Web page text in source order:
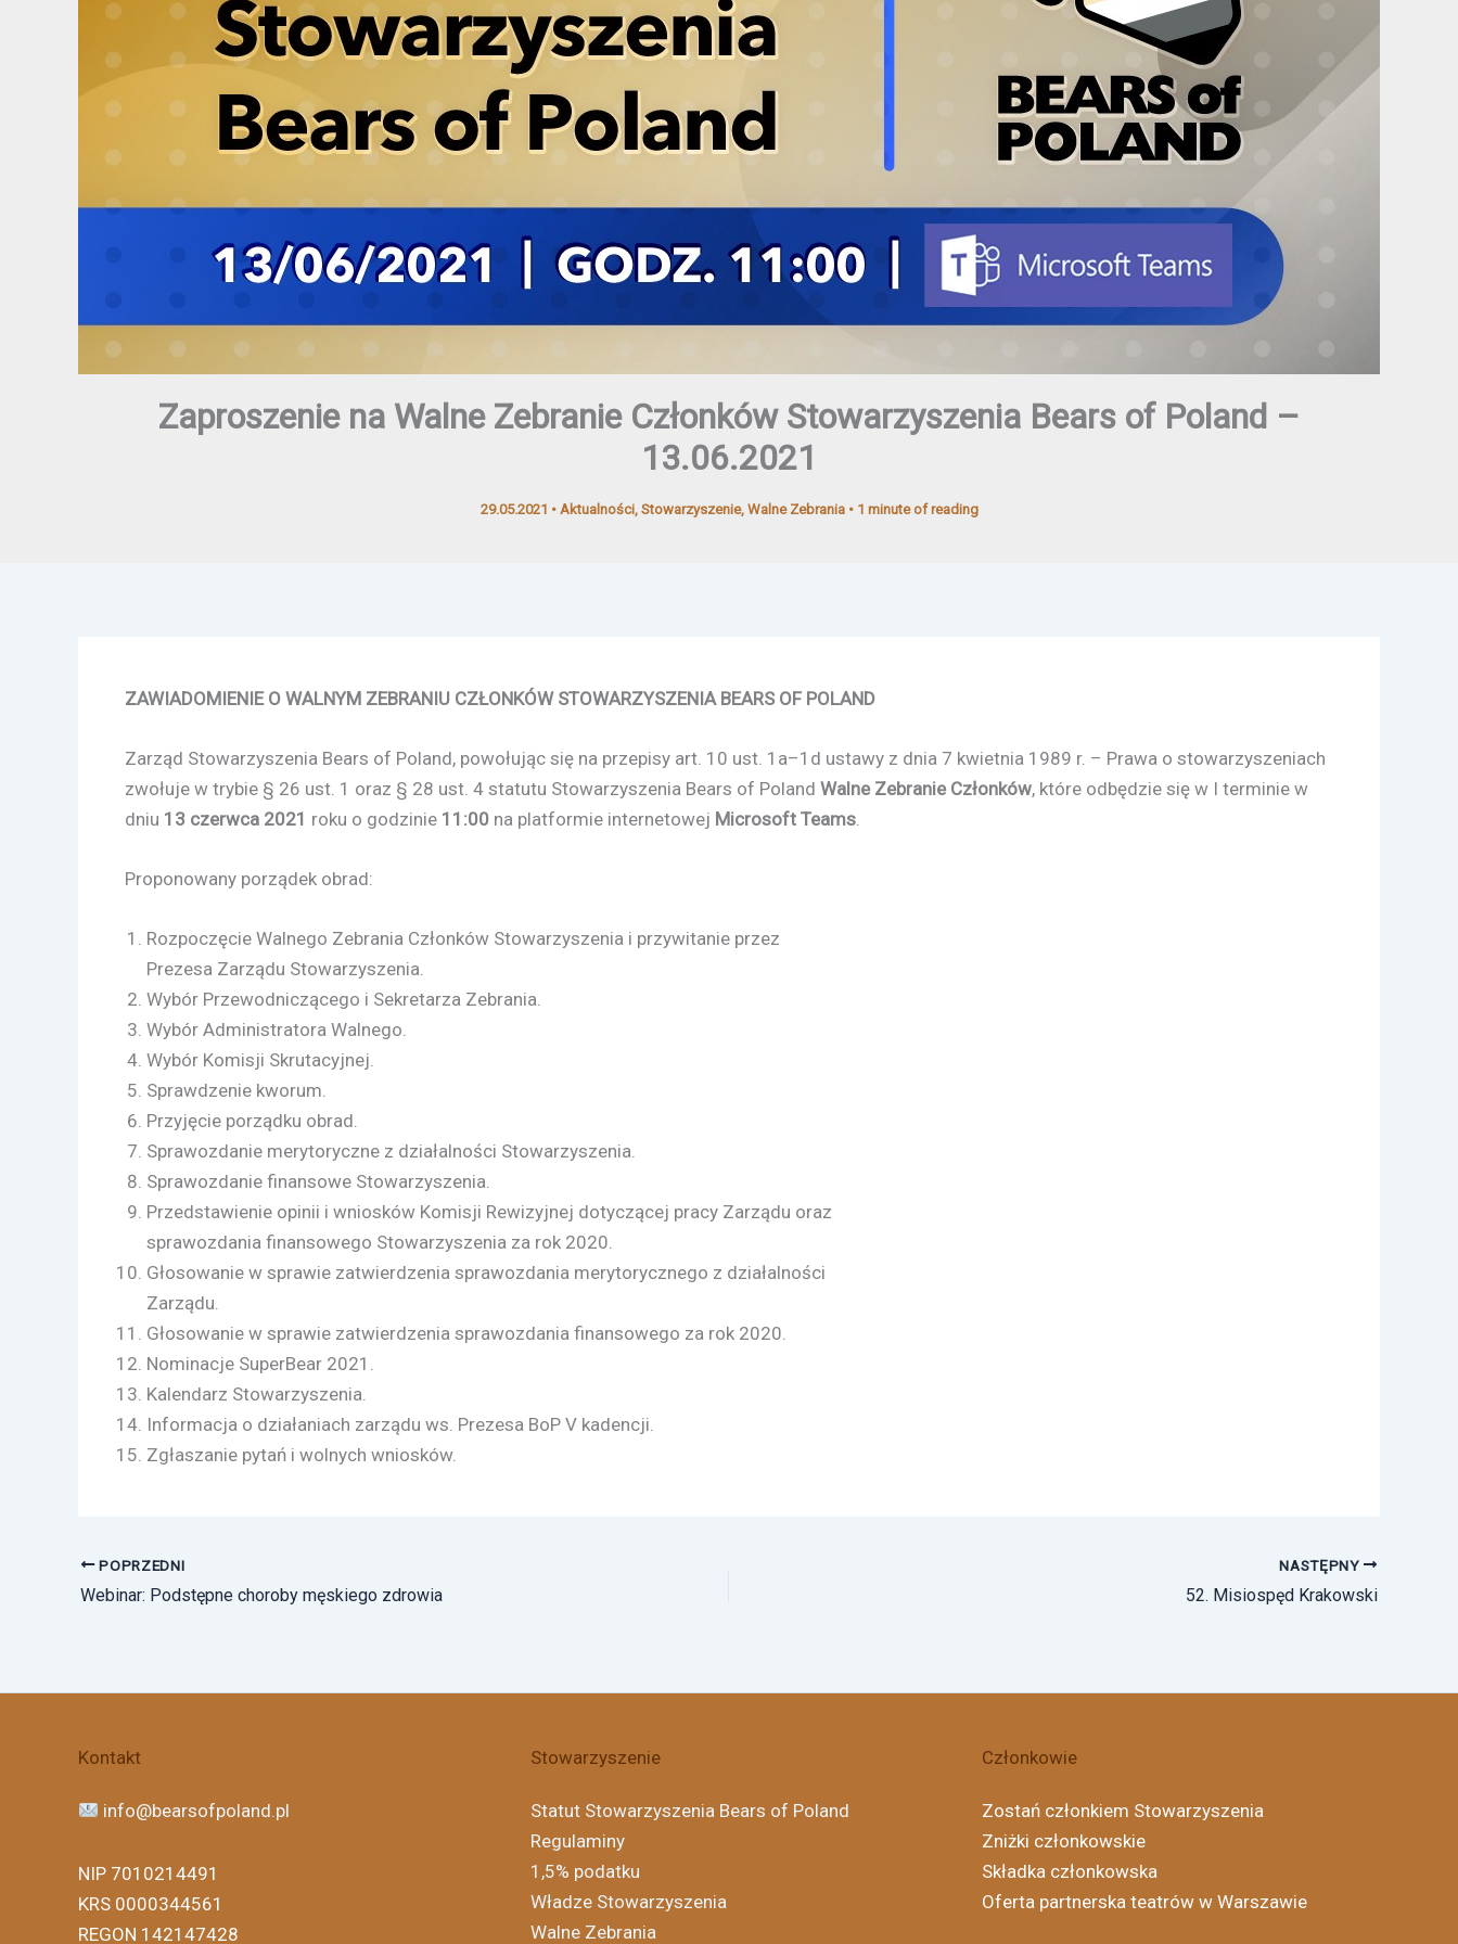
Zaproszenie na Walne Zebranie Członków Stowarzyszenia Bears of Poland –
13.06.2021
29.05.2021 • Aktualności, Stowarzyszenie, Walne Zebrania• 1 minute of reading
ZAWIADOMIENIE O WALNYM ZEBRANIU CZŁONKÓW STOWARZYSZENIA BEARS OF POLAND
Zarząd Stowarzyszenia Bears of Poland, powołując się na przepisy art. 10 ust. 1a–1d ustawy z dnia 7 kwietnia 1989 r. – Prawa o stowarzyszeniach
zwołuje w trybie § 26 ust. 1 oraz § 28 ust. 4 statutu Stowarzyszenia Bears of Poland Walne Zebranie Członków, które odbędzie się w I terminie w
dniu 13 czerwca 2021 roku o godzinie 11:00na platformie internetowej Microsoft Teams.
Proponowany porządek obrad:
Rozpoczęcie Walnego Zebrania Członków Stowarzyszenia i przywitanie przez
Prezesa Zarządu Stowarzyszenia.
Wybór Przewodniczącego i Sekretarza Zebrania.
Wybór Administratora Walnego.
Wybór Komisji Skrutacyjnej.
Sprawdzenie kworum.
Przyjęcie porządku obrad.
Sprawozdanie merytoryczne z działalności Stowarzyszenia.
Sprawozdanie finansowe Stowarzyszenia.
Przedstawienie opinii i wniosków Komisji Rewizyjnej dotyczącej pracy Zarządu oraz
sprawozdania finansowego Stowarzyszenia za rok 2020.
Głosowanie w sprawie zatwierdzenia sprawozdania merytorycznego z działalności
Zarządu.
Głosowanie w sprawie zatwierdzenia sprawozdania finansowego za rok 2020.
Nominacje SuperBear 2021.
Kalendarz Stowarzyszenia.
Informacja o działaniach zarządu ws. Prezesa BoP V kadencji.
Zgłaszanie pytań i wolnych wniosków.
POPRZEDNI
Webinar: Podstępne choroby męskiego zdrowia
NASTĘPNY
52. Misiospęd Krakowski
Kontakt
info@bearsofpoland.pl
NIP 7010214491
KRS 0000344561
REGON 142147428
Stowarzyszenie
Statut Stowarzyszenia Bears of Poland
Regulaminy
1,5% podatku
Władze Stowarzyszenia
Walne Zebrania
Członkowie
Zostań członkiem Stowarzyszenia
Zniżki członkowskie
Składka członkowska
Oferta partnerska teatrów w Warszawie